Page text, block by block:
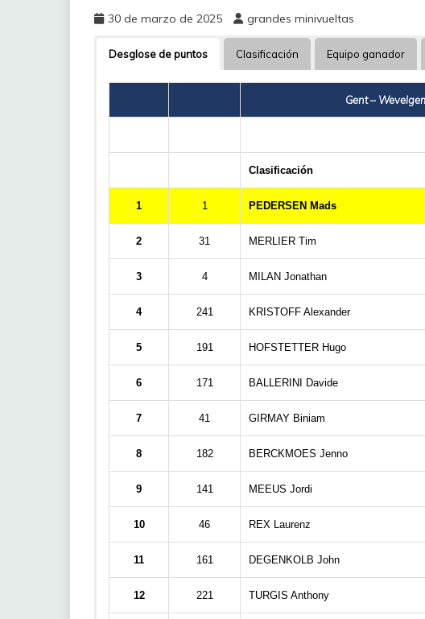
30 de marzo de 2025 grandes minivueltas
Desglose de puntos Clasificación Equipo ganador
Gent –
Clasificación
1 1 PEDERSEN Mads
2 31 MERLIER Tim
3 4 MILAN Jonathan
4 241 KRISTOFF Alexander
5 191 HOFSTETTER Hugo
6 171 BALLERINI Davide
7 41 GIRMAY Biniam
8 182 BERCKMOES Jenno
9 141 MEEUS Jordi
10 46 REX Laurenz
11 161 DEGENKOLB John
12 221 TURGIS Anthony